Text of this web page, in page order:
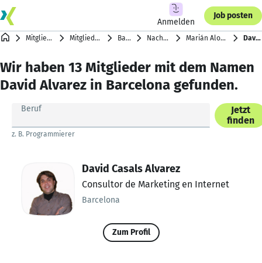
Anmelden
Job posten
Mitgliederverzeichnis Mitglieder nach Städten Barcelona Nachnamen mit A Marián Alonso … Gloria Alvarez David Alvarez
Wir haben 13 Mitglieder mit dem Namen
David Alvarez in Barcelona gefunden.
Beruf
z. B. Programmierer
Jetzt
finden
David Casals Alvarez
Consultor de Marketing en Internet
Barcelona
Zum Profil